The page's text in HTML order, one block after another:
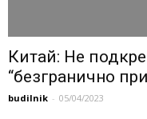
Китай: Не
“безгранично
budilnik - 05/04/2023